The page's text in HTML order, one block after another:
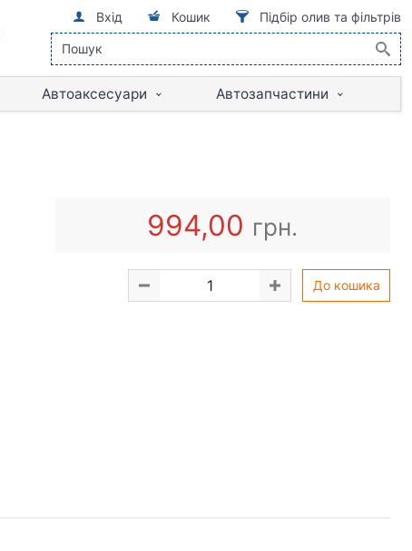
Вхід Кошик Підбір олив та фільтрів
Автоаксесуари Автозапчастини
994,00 грн.
До кошика